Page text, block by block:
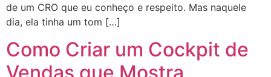
de um CRO que eu conheço e respeito. Mas naquele
dia, ela tinha um tom […]
Como Criar um Cockpit de
Vendas que Mostra